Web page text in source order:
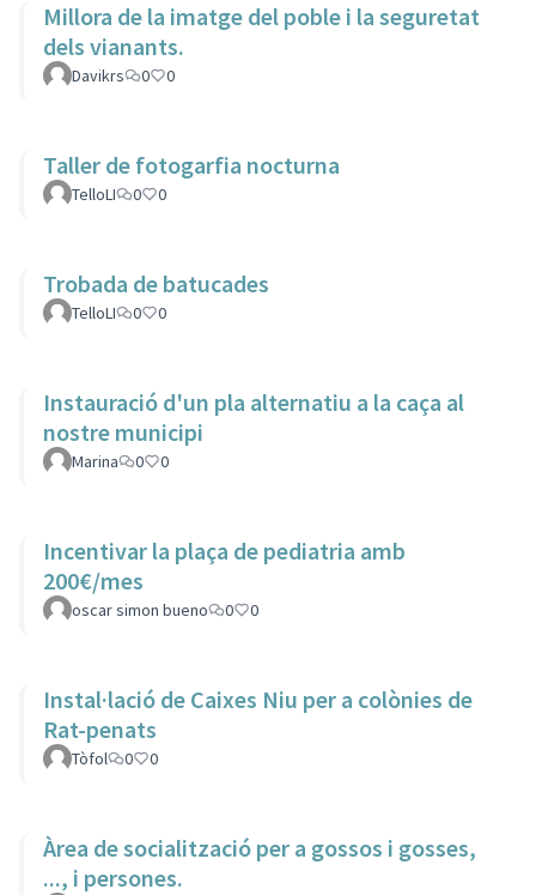
Millora de la imatge del poble i la seguretat
dels vianants.
Davikrs 0 0
Taller de fotogarfia nocturna
TelloLI 0 0
Trobada de batucades
TelloLI 0 0
Instauració d'un pla alternatiu a la caça al
nostre municipi
Marina 0 0
Incentivar la plaça de pediatria amb
200€/mes
oscar simon bueno 0 0
Instal·lació de Caixes Niu per a colònies de
Rat-penats
Tòfol 0 0
Àrea de socialització per a gossos i gosses,
..., i persones.